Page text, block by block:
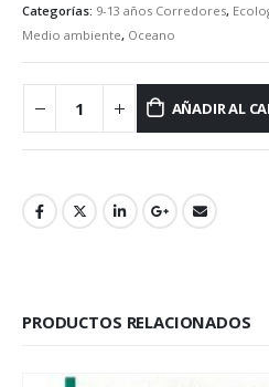
Categorías: 9-13 años Corredores,
Medio ambiente, Oceano
AÑADIR AL
PRODUCTOS RELACIONADOS